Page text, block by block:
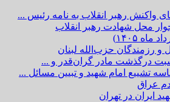
واکنش رهبر انقلاب به نامه رئیس ...
محل شهادت رهبر انقلاب
۱۴۰۵)
و رزمندگان حزب‌الله لبنان
درگذشت مادر گران‌قدر و ...
تشییع امام شهید و تبیین مسائل ...
عراق
ایران در تهران